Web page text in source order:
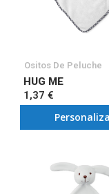
Ositos De Peluche
HUG ME
1,37 €